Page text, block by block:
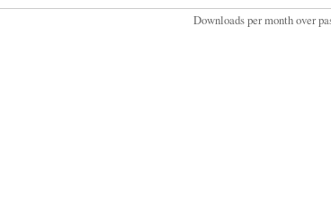
Downloads per month over